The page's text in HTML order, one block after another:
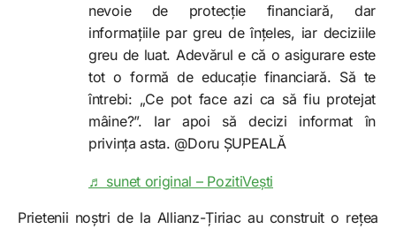
nevoie de protecție financiară, dar
informațiile par greu de înțeles, iar deciziile
greu de luat. Adevărul e că o asigurare este
tot o formă de educație financiară. Să te
întrebi: „Ce pot face azi ca să fiu protejat
mâine?”. Iar apoi să decizi informat în
privința asta. @Doru ȘUPEALĂ
♬ sunet original – PozitiVești
Prietenii noștri de la Allianz-Țiriac au construit o rețea